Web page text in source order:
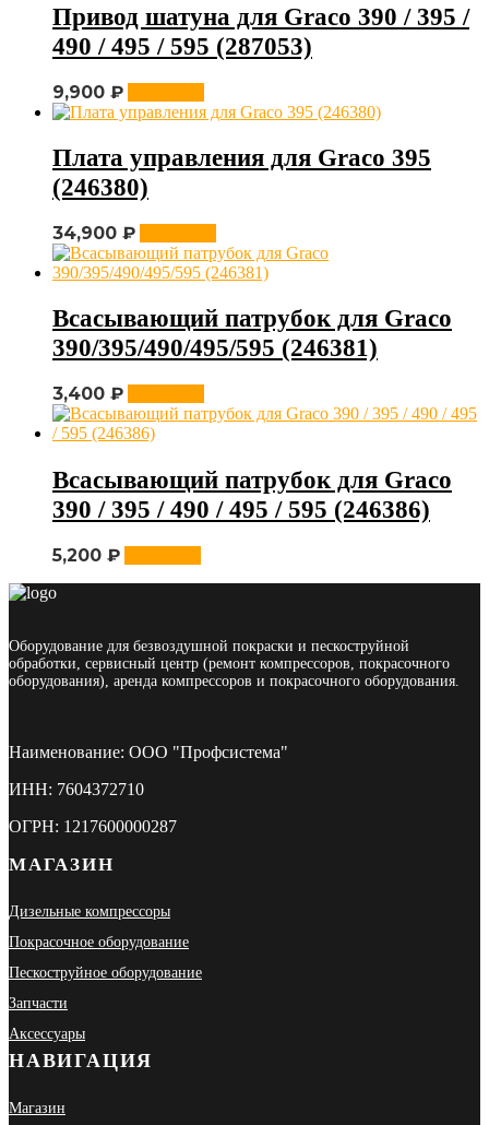
Привод шатуна для Graco 390 / 395 /
490 / 495 / 595 (287053)
9,900 ₽
Плата управления для Graco 395
(246380)
34,900 ₽
Всасывающий патрубок для Graco
390/395/490/495/595 (246381)
3,400 ₽
Всасывающий патрубок для Graco
390 / 395 / 490 / 495 / 595 (246386)
5,200 ₽
Оборудование для безвоздушной покраски и пескоструйной
обработки, сервисный центр (ремонт компрессоров, покрасочного
оборудования), аренда компрессоров и покрасочного оборудования.
Наименование: ООО "Профсистема"
ИНН: 7604372710
ОГРН: 1217600000287
МАГАЗИН
Дизельные компрессоры
Покрасочное оборудование
Пескоструйное оборудование
Запчасти
Аксессуары
НАВИГАЦИЯ
Магазин